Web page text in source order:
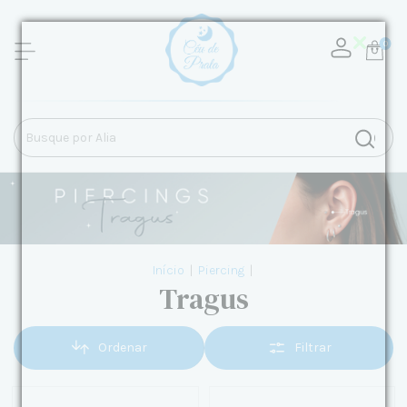
0
Início Piercing
Tragus
Ordenar Filtrar